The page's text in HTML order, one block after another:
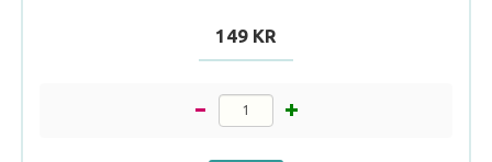
149 KR